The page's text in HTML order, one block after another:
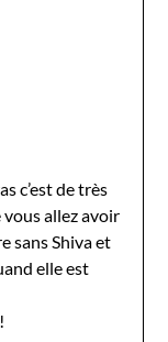
c’est de très
vous allez avoir
sans Shiva et
elle est